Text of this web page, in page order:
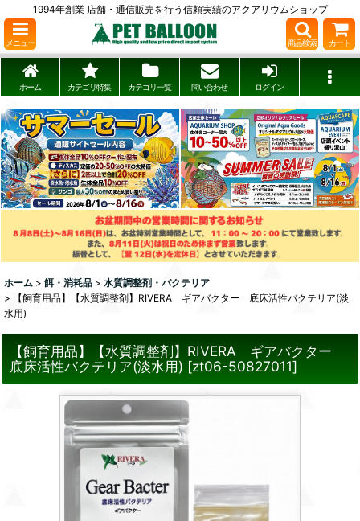
1994年創業 店舗・通信販売を行う信頼実績のアクアリウムショップ
メニュー 商品検索 カート
ホーム カテゴリ特集 カテゴリ一覧 問い合わせ ログイン
ホーム > 餌・消耗品 > 水質調整剤・バクテリア
>
【飼育用品】【水質調整剤】RIVERA ギアバクター 底床活性バクテリア(淡
水用)
【飼育用品】【水質調整剤】RIVERA ギアバクター
底床活性バクテリア(淡水用) [zt06-50827011]